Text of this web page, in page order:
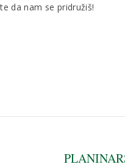
da nam se pridružiš!